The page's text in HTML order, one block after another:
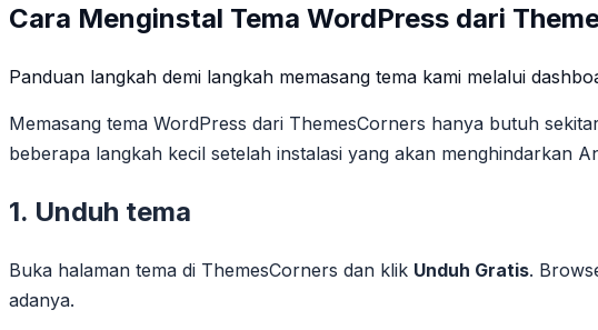
Cara Menginstal Tema WordPress dari
Panduan langkah demi langkah memasang tema kami melalui
Memasang tema WordPress dari ThemesCorners hanya butuh
beberapa langkah kecil setelah instalasi yang akan menghindarkan
1. Unduh tema
Buka halaman tema di ThemesCorners dan klik Unduh Gratis.
adanya.